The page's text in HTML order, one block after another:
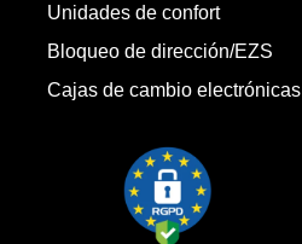
Unidades de confort
Bloqueo de dirección/EZS
Cajas de cambio electrónicas